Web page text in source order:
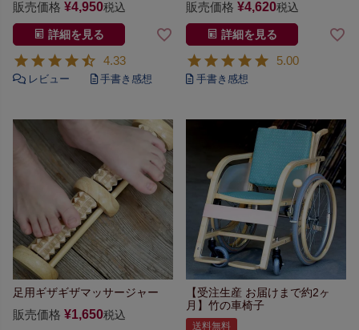
販売価格 ¥4,950税込
詳細を見る
4.33
販売価格 ¥4,620税込
詳細を見る
5.00
足用ギザギザマッサージャー
販売価格 ¥1,650税込
【受注生産 お届けまで約2ヶ
月】 竹の車椅子
送料無料